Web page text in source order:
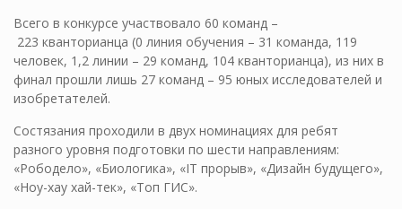
Всего в конкурсе участвовало 60 команд –
223 кванторианца (0 линия обучения – 31 команда, 119
человек, 1,2 линии – 29 команд, 104 кванторианца), из них в
финал прошли лишь 27 команд – 95 юных исследователей и
изобретателей.
Состязания проходили в двух номинациях для ребят
разного уровня подготовки по шести направлениям:
«Рободело», «Биологика», «IT прорыв», «Дизайн будущего»,
«Ноу-хау хай-тек», «Топ ГИС».